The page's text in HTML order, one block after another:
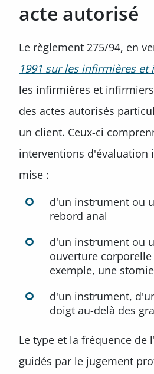
acte autorisé
Le règlement 275/94, en
1991 sur les infirmières et
les infirmières et
des actes autorisés
un client. Ceux-ci
interventions d'évaluation
mise :
d'un instrument ou
rebord anal
d'un instrument ou
ouverture
exemple, une
d'un instrument,
doigt au-delà des
Le type et la fréquence de
guidés par le jugement